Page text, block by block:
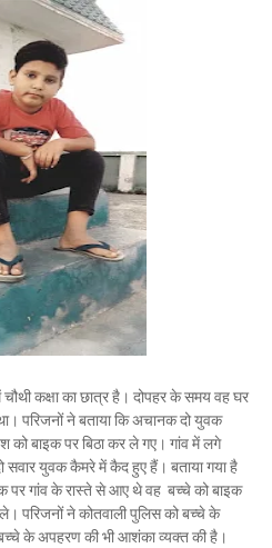
कक्षा का छात्र है। दोपहर के समय वह घर
परिजनों ने बताया कि अचानक दो युवक
को बाइक पर बिठा कर ले गए। गांव में लगे
सवार युवक कैमरे में कैद हुए हैं। बताया गया है
पर गांव के रास्ते से आए थे वह बच्चे को बाइक
परिजनों ने कोतवाली पुलिस को बच्चे के
के अपहरण की भी आशंका व्यक्त की है।